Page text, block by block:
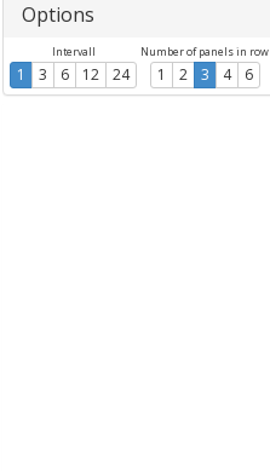
Options
Intervall
1 3 6 12 24
Number of panels in row
1 2 3 4 6